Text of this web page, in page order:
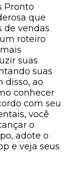
Pronto
que
de vendas
roteiro
suas
suas
disso, ao
conhecer
com seu
você
o
adote o
e veja seus